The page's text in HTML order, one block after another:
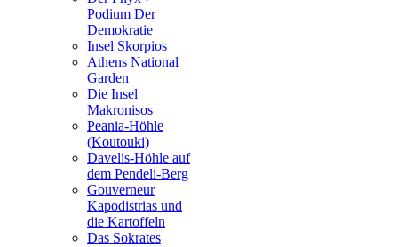
Podium Der
Demokratie
Insel Skorpios
Athens National
Garden
Die Insel
Makronisos
Peania-Höhle
(Koutouki)
Davelis-Höhle auf
dem Pendeli-Berg
Gouverneur
Kapodistrias und
die Kartoffeln
Das Sokrates